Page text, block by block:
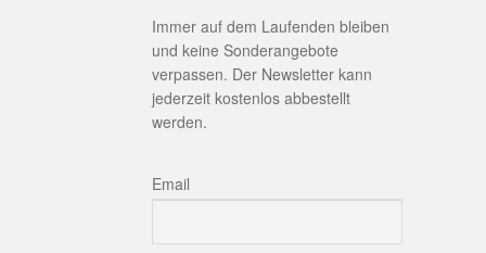
Immer auf dem Laufenden bleiben
und keine Sonderangebote
verpassen. Der Newsletter kann
jederzeit kostenlos abbestellt
werden.
Email